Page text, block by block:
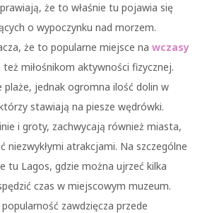
że to właśnie tu pojawia się
o wypoczynku nad morzem.
że to popularne miejsce na wczasy
też miłośnikom aktywności fizycznej.
plaże, jednak ogromna ilość dolin w
stawiają na piesze wędrówki.
i groty, zachwycają również miasta,
niezwykłymi atrakcjami. Na szczególne
tu Lagos, gdzie można ujrzeć kilka
czas w miejscowym muzeum.
zawdzięcza przede